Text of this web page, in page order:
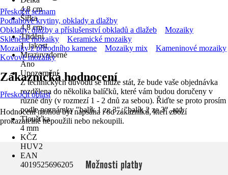
4,8 cm
Šířka
4,8 cm
Třídění
1. jakost
Mrazuvzdorné
Ano
Upozornění
Z technických důvodů se může stát, že bude vaše objednávka
rozdělena do několika balíčků, které vám budou doručeny v
různé dny (v rozmezí 1 - 2 dnů za sebou). Řiďte se proto prosím
podle poznámky "balík 1 ze 3", "balík 2 ze 3", atd.
Tloušťka
4 mm
KČZ
HUV2
EAN
4019525696205
Přeskočit seznam
Podlahové krytiny, obklady a dlažby
Obklady, dlažby a příslušenství obkladů a dlažeb
Mozaiky
Skleněné mozaiky
Keramické mozaiky
Mozaiky z přírodního kamene
Mozaiky mix
Kameninové mozaiky
Kovové mozaiky
Zákaznická hodnocení
Přeskočit oblast
Hodnocení mohou být napsána i od zákazníků, kteří zboží
prokazatelně nepoužili nebo nekoupili.
Možnosti platby